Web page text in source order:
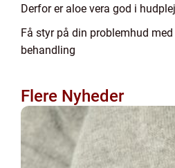
Derfor er aloe vera god i
Få styr på din problemhud
behandling
Flere Nyheder